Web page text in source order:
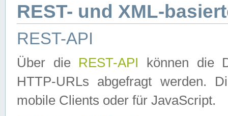
REST- und XML-
REST-API
Über die REST-API können die
HTTP-URLs abgefragt werden.
mobile Clients oder für JavaScript.